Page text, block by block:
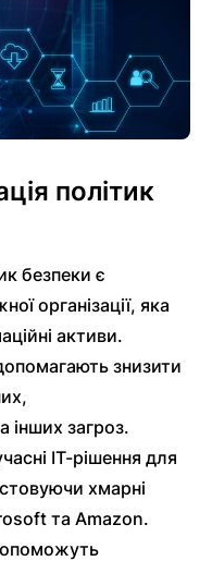
політик
безпеки є
організації, яка
активи.
знизити
інших загроз.
ІТ-рішення для
хмарні
та Amazon.